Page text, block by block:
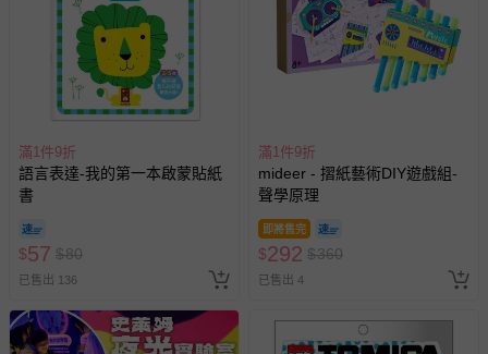
如您收到商品，請依正常流程檢查是否完好，若商品遇瑕疵
情形，您可申請更換新品或退貨，請見： 退貨的辦理流程。
若您對於會員帳號、商品訂購與資訊、購物流程、付款方
式、折價券與購物金的使用、退貨及商品運送方式等有疑
問，你可詳見：媽咪愛客服中心
預購商品：預購為海外同步代購，遇缺貨即會通知媽咪並協
助取消退款事宜。
商品如因「價格、組合」等錯誤原因，導致無法安排出貨，
會主動以簡訊及mail通知訂單取消事宜，並將提供適當補
償。
滿1件9折
語言表達-我的第一本啟蒙貼紙
書
$57 $80
已售出 136
滿1件9折
mideer - 摺紙藝術DIY遊戲組-
聲學原理
即將售完
$292 $360
已售出 4